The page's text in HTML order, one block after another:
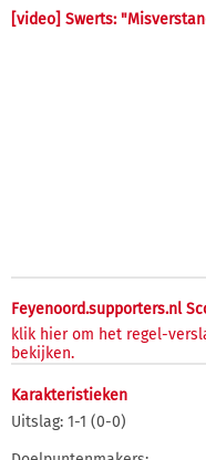
[video] Swerts:
Feyenoord.supporters.nl
klik hier om het regel-
bekijken.
Karakteristieken
Uitslag: 1-1 (0-0)